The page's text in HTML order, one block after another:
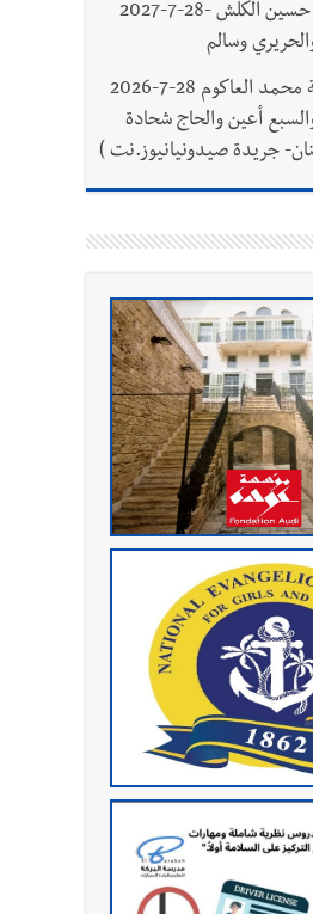
وفاة الحاج حسن حسين الكلش -28-7-2027
وسالم
وفاة الحاجة غزالة محمد العاكوم 28-7-2026
أعين والحاج شحادة
جريدة صيدونيانيوز.نت )